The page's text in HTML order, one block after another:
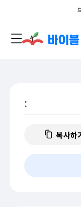
:
복사하